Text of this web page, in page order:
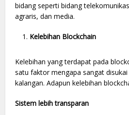
bidang seperti bidang
agraris, dan media.
Kelebihan Blockchain
Kelebihan yang terdapat pada
satu faktor mengapa sangat
kalangan. Adapun kelebihan
Sistem lebih transparan